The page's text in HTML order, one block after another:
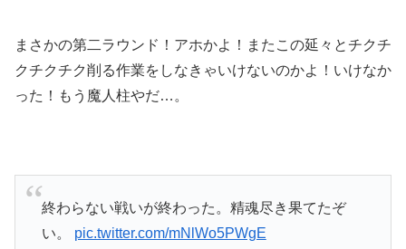
まさかの第二ラウンド！アホかよ！またこの延々とチクチ
クチクチク削る作業をしなきゃいけないのかよ！いけなか
った！もう魔人柱やだ…。
終わらない戦いが終わった。精魂尽き果てたぞ
い。 pic.twitter.com/mNlWo5PWgE